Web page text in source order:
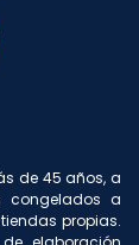
de 45 años, a
congelados a
propias.